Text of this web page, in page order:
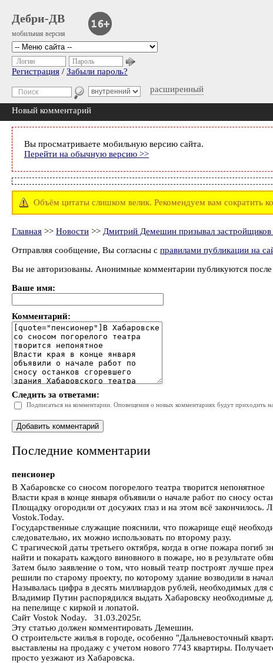
Дебри-ДВ
мобильная версия
расширенный
Логин Пароль
Регистрация / Забыли пароль?
Новый комментарий
Вы просматриваете мобильную версию сайта.
Перейти на обычную версию >>
Объём цитаты слишком велик. Рекомендуем вам сократить
Главная >> Новости >> Дмитрий Демешин призывал застройщиков
Отправляя сообщение, Вы согласны с правилами публикации на
Вы не авторизованы. Анонимные комментарии публикуются
Ваше имя:
Комментарий:
Следить за ответами:
Подписаться на комментарии. Оповещения о новых комментариях будут приходить
Последние комментарии
пенсионер
В Хабаровске со сносом погорелого театра творится непонятное
Власти края в конце января объявили о начале работ по сносу
Площадку огородили от досужих глаз и на этом всё
Vostok.Today.
Государственные служащие пояснили, что пожарище ещё
следовательно, их можно использовать по второму разу.
С трагической даты третьего октября, когда в огне пожара
найти и покарать каждого виновного в пожаре, но в результате
Затем было заявление о том, что новый театр построят лучше
решили по старому проекту, по которому здание возводили в
Называлась цифра в десять миллиардов рублей, необходимых для
Владимир Путин распорядился выдать Хабаровску необходимые
на пепелище с киркой и лопатой.
Сайт Vostok Noday. 31.03.2025г.
Эту статью должен комментировать Демешин.
О строительсте жилья в городе, особенно "Дальневосточный
выставлены на продажу с учетом нового 7743 квартиры.
просто уезжают из Хабаровска.